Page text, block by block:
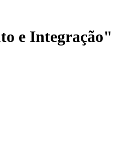
e Integração"